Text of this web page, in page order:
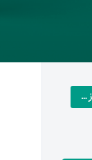
واریز و برداشت رمز ارز